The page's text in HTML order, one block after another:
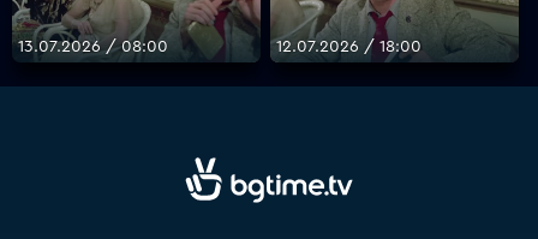
13.07.2026 / 08:00 12.07.2026 / 18:00